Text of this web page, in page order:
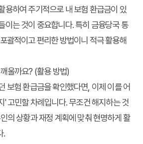
용하여 주기적으로내 보험 환급금이 있
이는 것이 중요합니다. 특히 금융당국 통
괄적이고 편리한 방법이니 적극 활용해
울까요? (활용 방법)
보험 환급금을 확인했다면, 이제 이를 어
' 고민할 차례입니다. 무조건 해지하는 것
의 상황과 재정 계획에 맞춰 현명하게 활
.